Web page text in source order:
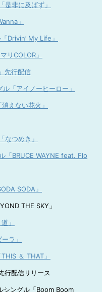
是非に及ばず」
」
Drivin’ My Life」
リCOLOR」
先行配信
「アイノーヒーロー」
えない花火」
なつめき」
「BRUCE WAYNE feat. Flo
SODA」
THE SKY」
」
ラ」
＆ THAT」
行配信リリース
シングル「Boom Boom